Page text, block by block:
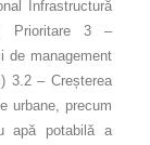
Infrastructură
Prioritare 3 –
de management
3.2 – Creșterea
urbane, precum
apă potabilă a